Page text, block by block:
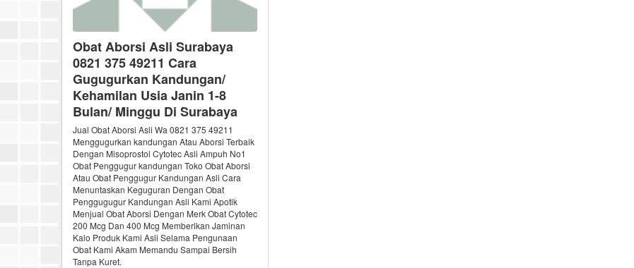
Obat Aborsi Asli Surabaya
0821 375 49211 Cara
Gugugurkan Kandungan/
Kehamilan Usia Janin 1-8
Bulan/ Minggu Di Surabaya
Jual Obat Aborsi Asli Wa 0821 375 49211
Menggugurkan kandungan Atau Aborsi Terbaik
Dengan Misoprostol Cytotec Asli Ampuh No1
Obat Penggugur kandungan Toko Obat Aborsi
Atau Obat Penggugur Kandungan Asli Cara
Menuntaskan Keguguran Dengan Obat
Penggugugur Kandungan Asli Kami Apotik
Menjual Obat Aborsi Dengan Merk Obat Cytotec
200 Mcg Dan 400 Mcg Memberikan Jaminan
Kalo Produk Kami Asli Selama Pengunaan
Obat Kami Akam Memandu Sampai Bersih
Tanpa Kuret.